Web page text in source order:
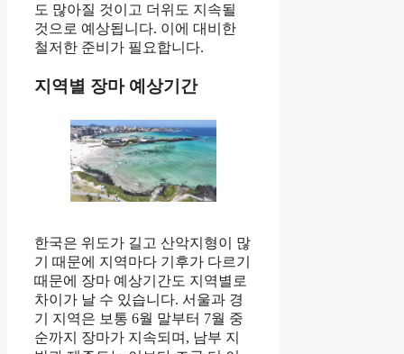
도 많아질 것이고 더위도 지속될
것으로 예상됩니다. 이에 대비한
철저한 준비가 필요합니다.
지역별 장마 예상기간
한국은 위도가 길고 산악지형이 많
기 때문에 지역마다 기후가 다르기
때문에 장마 예상기간도 지역별로
차이가 날 수 있습니다. 서울과 경
기 지역은 보통 6월 말부터 7월 중
순까지 장마가 지속되며, 남부 지